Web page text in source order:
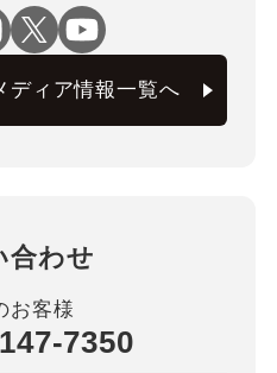
ディア情報一覧へ
合わせ
お客様
7350